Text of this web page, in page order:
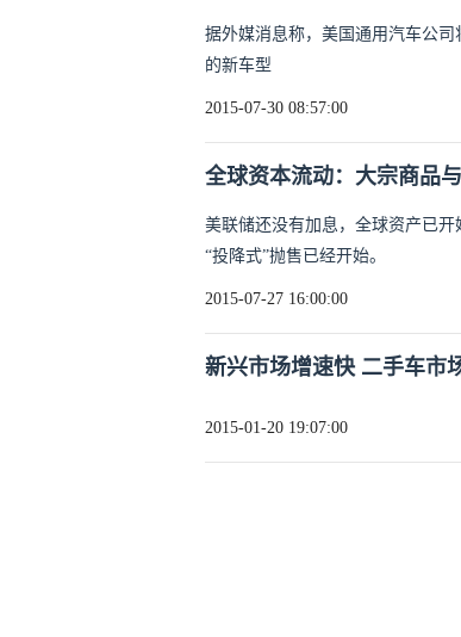
据外媒消息称，美国通用汽车公司
的新车型
2015-07-30 08:57:00
全球资本流动：大宗商品
美联储还没有加息，全球资产已
“投降式”抛售已经开始。
2015-07-27 16:00:00
新兴市场增速快 二手车市
2015-01-20 19:07:00